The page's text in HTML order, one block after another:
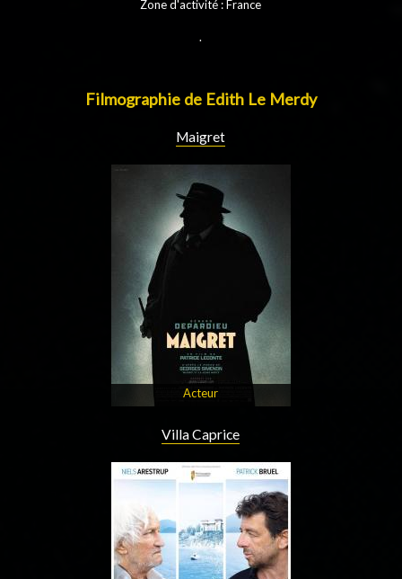
Zone d'activité : France
.
Filmographie de Edith Le Merdy
Maigret
Acteur
Villa Caprice